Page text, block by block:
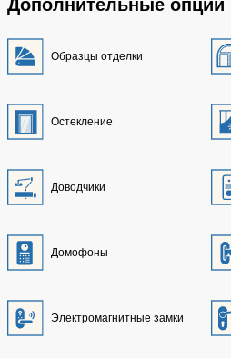
Дополнительные опции
Образцы отделки
Остекление
Доводчики
Домофоны
Электромагнитные замки